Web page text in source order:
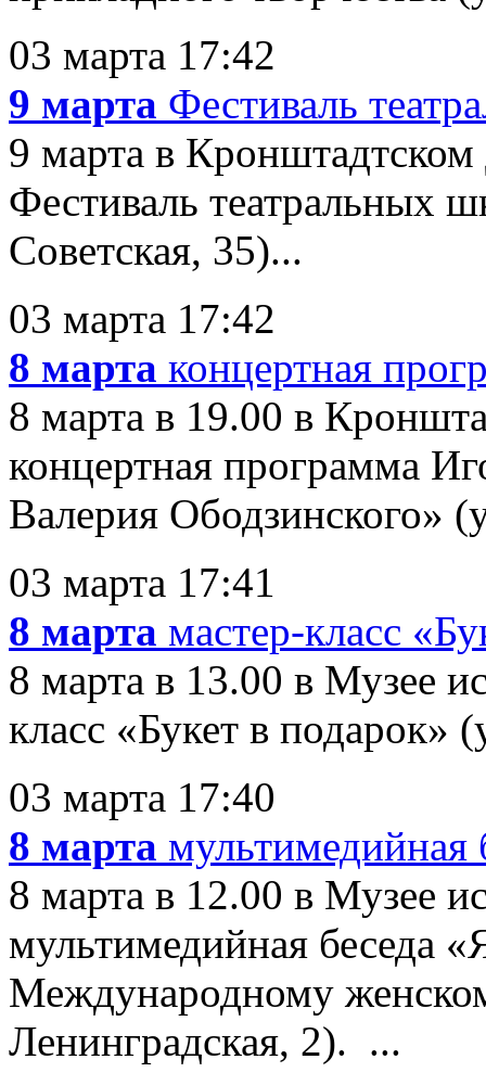
03 марта 17:42
9 марта Фестиваль
9 марта в
Фестиваль театральных
Советская, 35)...
03 марта 17:42
8 марта концертная
8 марта в 19.00 в
концертная программа
Валерия Ободзинского»
03 марта 17:41
8 марта мастер-класс
8 марта в 13.00 в Музее
класс «Букет в подарок»
03 марта 17:40
8 марта мультимедийная
8 марта в 12.00 в Музее
мультимедийная беседа
Международному
Ленинградская, 2). ...